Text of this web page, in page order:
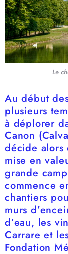
Le
Au début
plusieurs
à déplorer
Canon
décide alors
mise en
grande
commence
chantiers
murs
d’eau, les
Carrare et
Fondation